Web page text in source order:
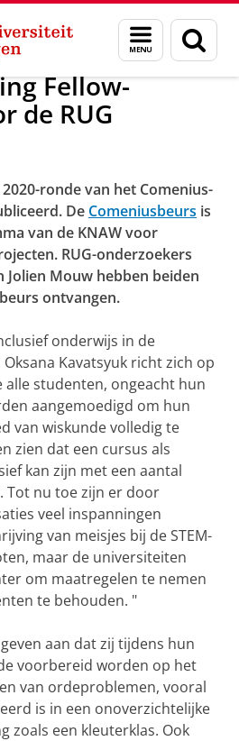
Menu
en
zoeken
Nieuwsberichten
Fellow-
de RUG
ronde van het Comenius-
De Comeniusbeurs is
van de KNAW voor
RUG-onderzoekers
Jolien Mouw hebben beiden
ontvangen.
onderwijs in de
Kavatsyuk richt zich op
studenten, ongeacht hun
aangemoedigd om hun
van wiskunde volledig te
zien dat een cursus als
kan zijn met een aantal
Tot nu toe zijn er door
veel inspanningen
van meisjes bij de STEM-
maar de universiteiten
om maatregelen te nemen
te behouden. "
aan dat zij tijdens hun
voorbereid worden op het
van ordeproblemen, vooral
is in een onoverzichtelijke
zoals een kleuterklas. Ook